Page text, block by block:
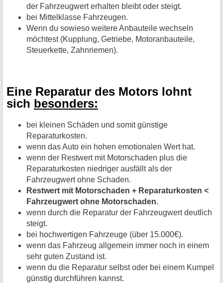
der Fahrzeugwert erhalten bleibt oder steigt.
bei Mittelklasse Fahrzeugen.
Wenn du sowieso weitere Anbauteile wechseln
möchtest (Kupplung, Getriebe, Motoranbauteile,
Steuerkette, Zahnriemen).
Eine Reparatur des Motors lohnt
sich besonders:
bei kleinen Schäden und somit günstige
Reparaturkosten.
wenn das Auto ein hohen emotionalen Wert hat.
wenn der Restwert mit Motorschaden plus die
Reparaturkosten niedriger ausfällt als der
Fahrzeugwert ohne Schaden.
Restwert mit Motorschaden + Reparaturkosten <
Fahrzeugwert ohne Motorschaden.
wenn durch die Reparatur der Fahrzeugwert deutlich
steigt.
bei hochwertigen Fahrzeuge (über 15.000€).
wenn das Fahrzeug allgemein immer noch in einem
sehr guten Zustand ist.
wenn du die Reparatur selbst oder bei einem Kumpel
günstig durchführen kannst.